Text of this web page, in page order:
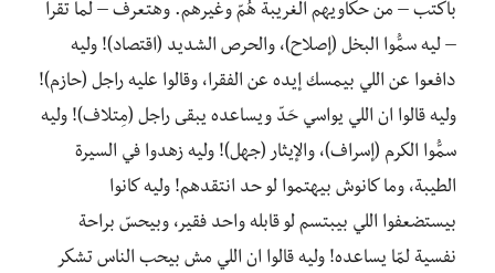
باكتب – من حكاويهم الغريبة هُمّ وغيرهم. وهتعرف – لما تقرا
– ليه سمُّوا البخل (إصلاح)، والحرص الشديد (اقتصاد)! وليه
دافعوا عن اللي بيمسك إيده عن الفقرا، وقالوا عليه راجل (حازم)!
وليه قالوا ان اللي يواسي حَدّ ويساعده يبقى راجل (مِتلاف)! وليه
سمُّوا الكرم (إسراف)، والإيثار (جهل)! وليه زهدوا في السيرة
الطيبة، وما كانوش بيهتموا لو حد انتقدهم! وليه كانوا
بيستضعفوا اللي بيبتسم لو قابله واحد فقير، وبيحسّ براحة
نفسية لمّا يساعده! وليه قالوا ان اللي مش بيحب الناس تشكر